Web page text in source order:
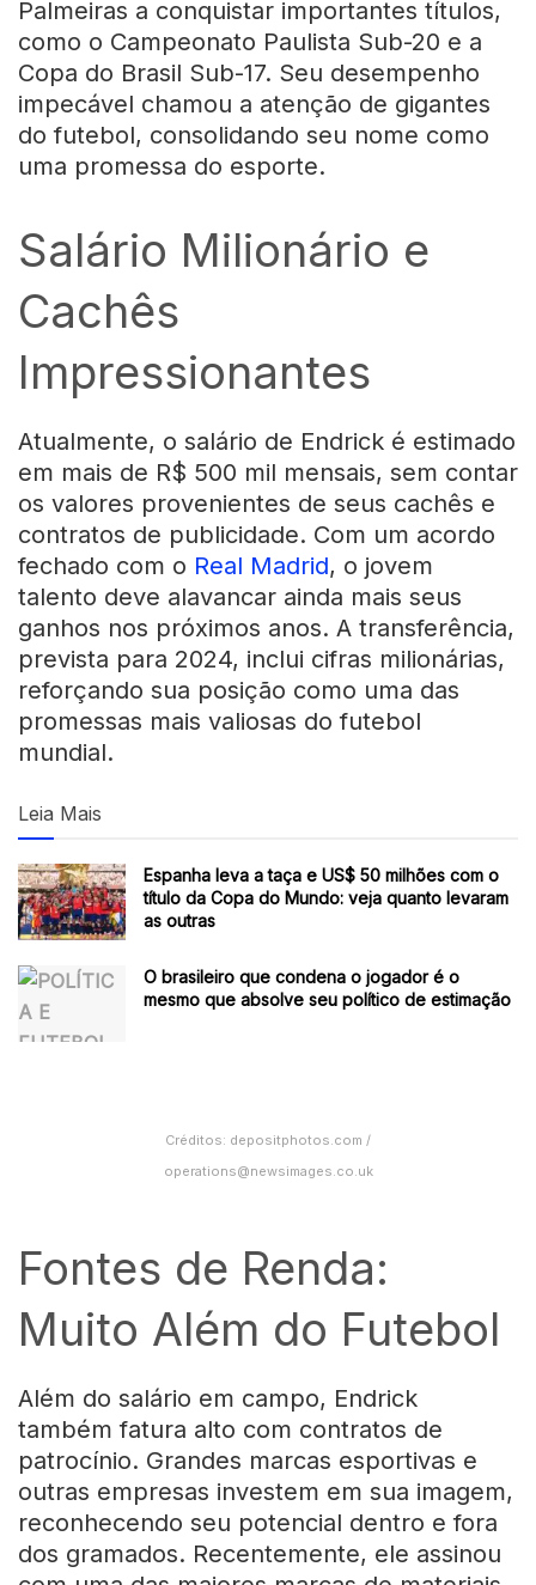
Palmeiras a conquistar importantes títulos,
como o Campeonato Paulista Sub-20 e a
Copa do Brasil Sub-17. Seu desempenho
impecável chamou a atenção de gigantes
do futebol, consolidando seu nome como
uma promessa do esporte.
Salário Milionário e
Cachês
Impressionantes
Atualmente, o salário de Endrick é estimado
em mais de R$ 500 mil mensais, sem contar
os valores provenientes de seus cachês e
contratos de publicidade. Com um acordo
fechado com o Real Madrid, o jovem
talento deve alavancar ainda mais seus
ganhos nos próximos anos. A transferência,
prevista para 2024, inclui cifras milionárias,
reforçando sua posição como uma das
promessas mais valiosas do futebol
mundial.
Leia Mais
Espanha leva a taça e US$ 50 milhões com o
título da Copa do Mundo: veja quanto levaram
as outras
O brasileiro que condena o jogador é o
mesmo que absolve seu político de estimação
Créditos: depositphotos.com /
operations@newsimages.co.uk
Fontes de Renda:
Muito Além do Futebol
Além do salário em campo, Endrick
também fatura alto com contratos de
patrocínio. Grandes marcas esportivas e
outras empresas investem em sua imagem,
reconhecendo seu potencial dentro e fora
dos gramados. Recentemente, ele assinou